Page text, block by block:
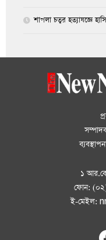
শাপলা চত্বর হত্যাযজ্ঞে
১
ফোন:
ই-মেইল: